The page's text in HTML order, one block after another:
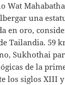
Wat
una
en oro,
Tailandia. 59
Sukhothai
de la
los siglos XIII